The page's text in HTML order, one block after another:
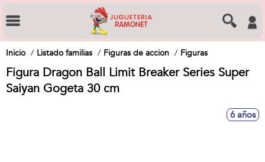
Inicio Listado familias Figuras de accion Figuras
Figura Dragon Ball Limit Breaker Series Super
Saiyan Gogeta 30 cm
6 años